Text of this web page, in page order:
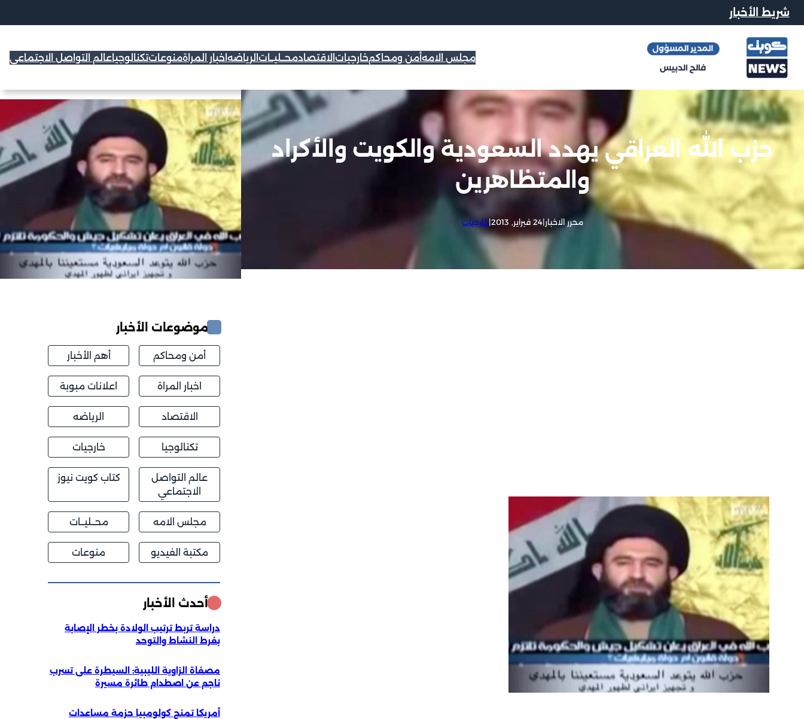
شريط الأخبار
مجلس الامهأمن ومحاكمخارجيات الاقتصادمحــليــات الرياضه اخبار المراةمنوعاتتكنالوجياعالم التواصل الاجتماعي
حزب الله العراقي يهدد السعودية والكويت والأكراد
والمتظاهرين
محرر الاخبار|24 فبراير, 2013 |خارجيات
موضوعات الأخبار
أمن ومحاكم أهم الأخبار
اخبار المراة اعلانات مبوبة
الاقتصاد الرياضه
تكنالوجيا خارجيات
عالم التواصل
الاجتماعي
كتاب كويت نيوز
مجلس الامه محــليــات
مكتبة الفيديو منوعات
أحدث الأخبار
دراسة تربط ترتيب الولادة بخطر الإصابة
بفرط النشاط والتوحد
مصفاة الزاوية الليبية: السيطرة على تسرب
ناجم عن اصطدام طائرة مسيرة
أمريكا تمنح كولومبيا حزمة مساعدات